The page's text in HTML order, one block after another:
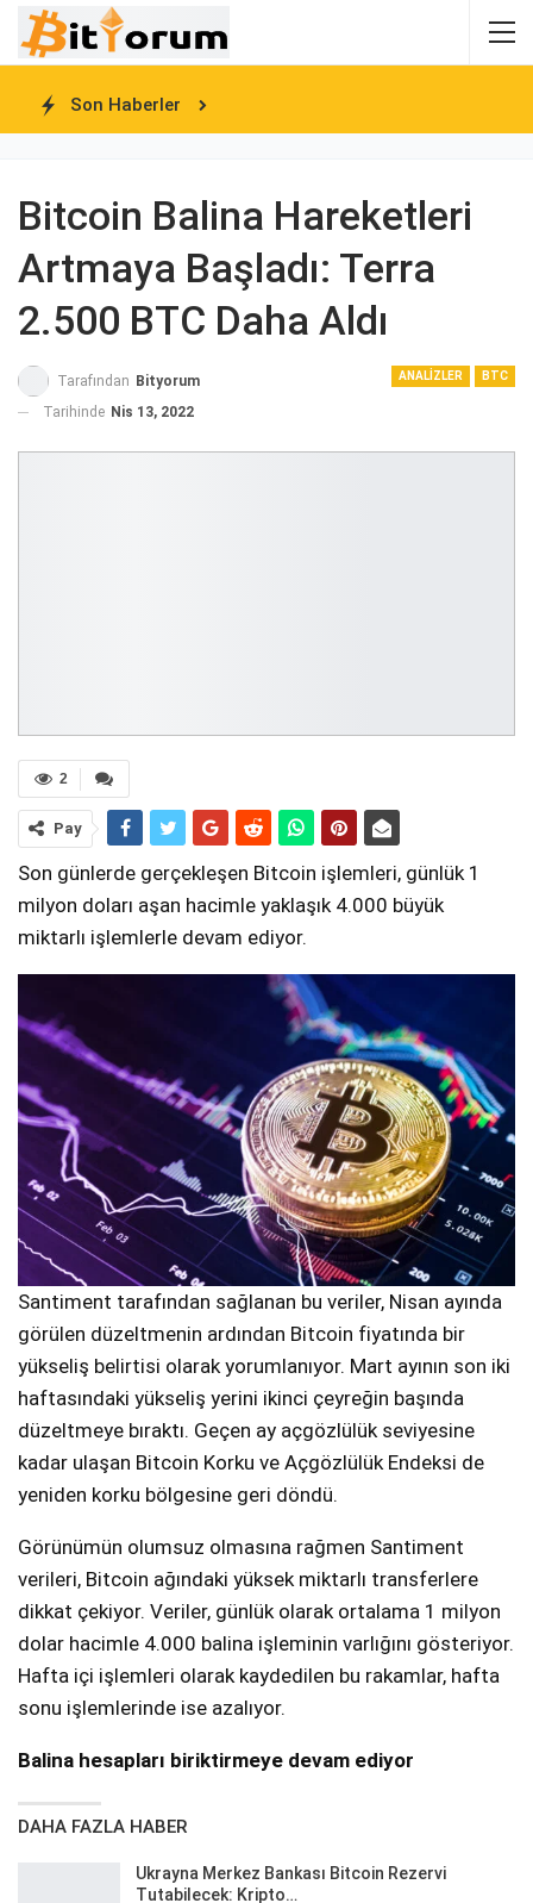
Son Haberler
Bitcoin Balina Hareketleri
Artmaya Başladı: Terra
2.500 BTC Daha Aldı
ANALIZLER BTC
Tarafından Bityorum
Tarihinde Nis 13, 2022
2
Pay
Son günlerde gerçekleşen Bitcoin işlemleri, günlük 1
milyon doları aşan hacimle yaklaşık 4.000 büyük
miktarlı işlemlerle devam ediyor.
Santiment tarafından sağlanan bu veriler, Nisan ayında
görülen düzeltmenin ardından Bitcoin fiyatında bir
yükseliş belirtisi olarak yorumlanıyor. Mart ayının son iki
haftasındaki yükseliş yerini ikinci çeyreğin başında
düzeltmeye bıraktı. Geçen ay açgözlülük seviyesine
kadar ulaşan Bitcoin Korku ve Açgözlülük Endeksi de
yeniden korku bölgesine geri döndü.
Görünümün olumsuz olmasına rağmen Santiment
verileri, Bitcoin ağındaki yüksek miktarlı transferlere
dikkat çekiyor. Veriler, günlük olarak ortalama 1 milyon
dolar hacimle 4.000 balina işleminin varlığını gösteriyor.
Hafta içi işlemleri olarak kaydedilen bu rakamlar, hafta
sonu işlemlerinde ise azalıyor.
Balina hesapları biriktirmeye devam ediyor
DAHA FAZLA HABER
Ukrayna Merkez Bankası Bitcoin Rezervi
Tutabilecek: Kripto…